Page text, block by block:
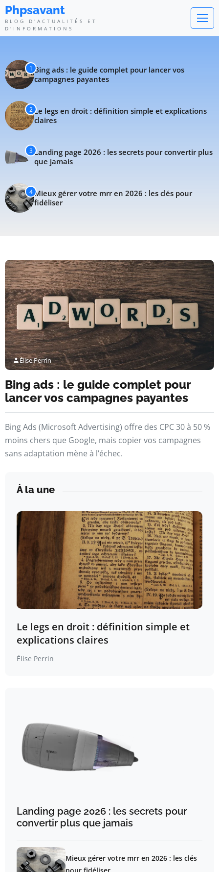
Phpsavant - Blog d'actualités et
Phpsavant
BLOG D'ACTUALITÉS ET
D'INFORMATIONS
1 Bing ads : le guide complet pour lancer vos
campagnes payantes
2 Le legs en droit : définition simple et explications
claires
3 Landing page 2026 : les secrets pour convertir plus
que jamais
4 Mieux gérer votre mrr en 2026 : les clés pour
fidéliser
Élise Perrin
Bing ads : le guide complet pour
lancer vos campagnes payantes
Bing Ads (Microsoft Advertising) offre des CPC 30 à 50 %
moins chers que Google, mais copier vos campagnes
sans adaptation mène à l’échec.
À la une
Le legs en droit : définition simple et
explications claires
Élise Perrin
Landing page 2026 : les secrets pour
convertir plus que jamais
Mieux gérer votre mrr en 2026 : les clés
pour fidéliser